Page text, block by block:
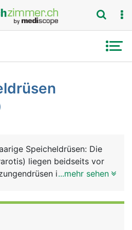
Speicheldrüsen: Die
liegen beidseits vor
im Mundboden
Speicheldrüsen, die im
...mehr sehen